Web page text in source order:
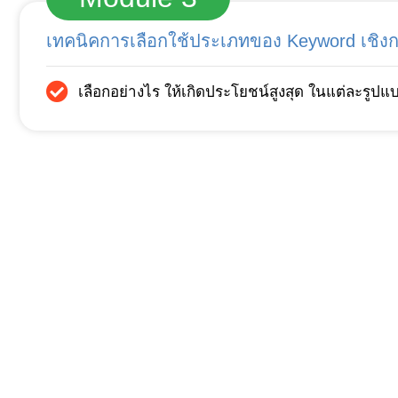
เทคนิคการเลือกใช้ประเภทของ Keyword เชิง
เลือกอย่างไร ให้เกิดประโยชน์สูงสุด ในแต่ละรูปแ